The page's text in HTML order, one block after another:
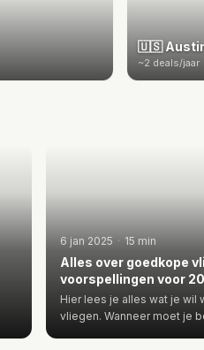
🇺🇸
~2 deals/jaar
6 jan 2025 · 15 min
Alles over goedkope
voorspellingen voor
Hier lees je alles wat je
vliegen. Wanneer moet je